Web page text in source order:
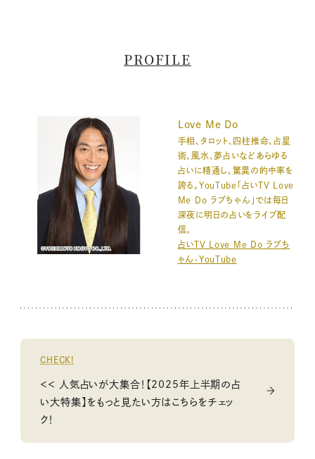
PROFILE
Love Me Do
手相、タロット、四柱推命、占星
術、風水、夢占いなどあらゆる
占いに精通し、驚異の的中率を
誇る。YouTube「占いTV Love
Me Do ラブちゃん」では毎日
深夜に明日の占いをライブ配
信。
占いTV Love Me Do ラブち
ゃん-YouTube
CHECK!
＜＜ 人気占いが大集合！【2025年上半期の占
い大特集】をもっと見たい方はこちらをチェッ
ク！